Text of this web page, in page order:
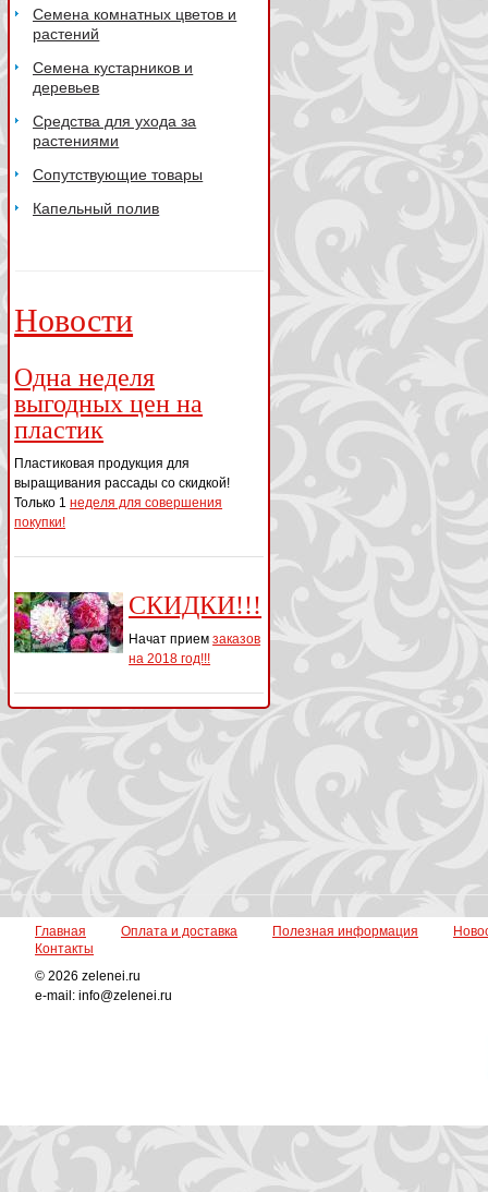
Семена комнатных цветов и
растений
Семена кустарников и
деревьев
Средства для ухода за
растениями
Сопутствующие товары
Капельный полив
Новости
Одна неделя
выгодных цен на
пластик
Пластиковая продукция для
выращивания рассады со скидкой!
Только 1неделя для совершения
покупки!
СКИДКИ!!!
Начат приемзаказов
на 2018 год!!!
Главная Оплата и доставка Полезная информация
Контакты
© 2026 zelenei.ru
e-mail: info@zelenei.ru